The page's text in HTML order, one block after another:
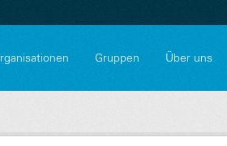
Gruppen Über uns